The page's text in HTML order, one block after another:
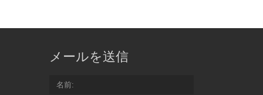
メールを送信
名前